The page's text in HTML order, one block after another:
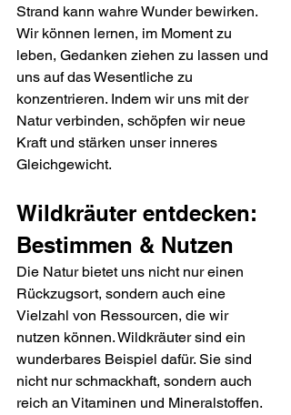
Strand kann wahre Wunder bewirken.
Wir können lernen, im Moment zu
leben, Gedanken ziehen zu lassen und
uns auf das Wesentliche zu
konzentrieren. Indem wir uns mit der
Natur verbinden, schöpfen wir neue
Kraft und stärken unser inneres
Gleichgewicht.
Wildkräuter entdecken:
Bestimmen & Nutzen
Die Natur bietet uns nicht nur einen
Rückzugsort, sondern auch eine
Vielzahl von Ressourcen, die wir
nutzen können. Wildkräuter sind ein
wunderbares Beispiel dafür. Sie sind
nicht nur schmackhaft, sondern auch
reich an Vitaminen und Mineralstoffen.